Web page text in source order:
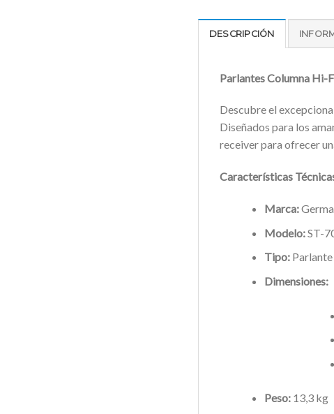
DESCRIPCIÓN
Parlantes Columna Hi-
Descubre el
Diseñados para los
receiver para ofrecer
Características
Marca:
Modelo:ST-
Tipo:
Dimensiones:
Peso:13,3 kg